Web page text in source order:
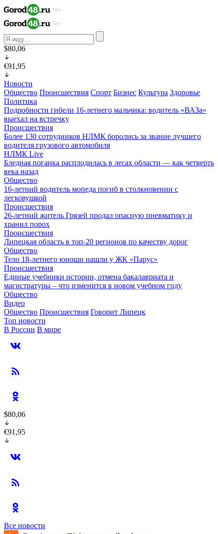
$80,06
€91,95
Новости
Общество Происшествия Спорт Бизнес Культура Здоровье
Политика
Подробности гибели 16-летнего мальчика: водитель «ВАЗа»
выехал на встречку
Происшествия
Более 130 сотрудников НЛМК боролись за звание лучшего
водителя грузового автомобиля
НЛМК Live
Бледная поганка расплодилась в лесах области — как четверть
века назад
Общество
16-летний водитель мопеда погиб в столкновении с
легковушкой
Происшествия
26-летний житель Грязей продал опасную пневматику и
хранил порох
Происшествия
Липецкая область в топ-20 регионов по качеству дорог
Общество
Тело 18-летнего юноши нашли у ЖК «Парус»
Происшествия
Единые учебники истории, отмена бакалавриата и
магистратуры – что изменится в новом учебном году
Общество
Видео
Общество Происшествия Говорит Липецк
Топ новости
В России В мире
$80,06
€91,95
Все новости